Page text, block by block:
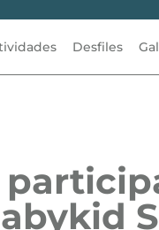
Desfiles